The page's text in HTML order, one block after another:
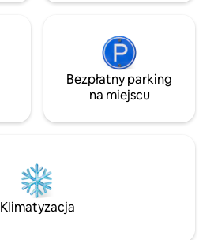
Bezpłatny parking
na miejscu
Klimatyzacja